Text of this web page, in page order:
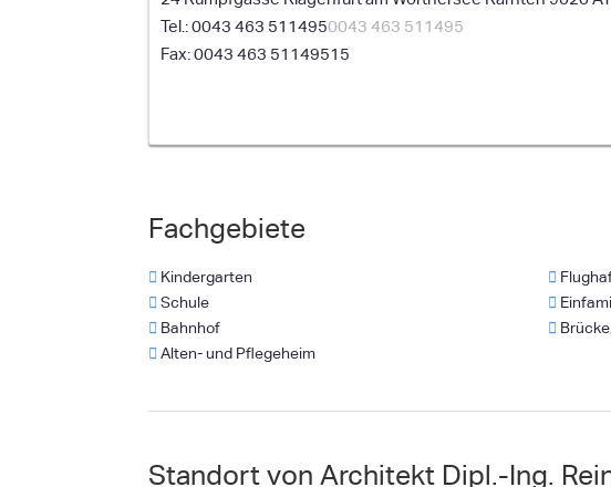
0043 463 5114950043 463 511495
0043 463 51149515
Fachgebiete
Kindergarten
Schule
Bahnhof
Alten- und Pflegeheim
Standort von Architekt Dipl.-Ing.